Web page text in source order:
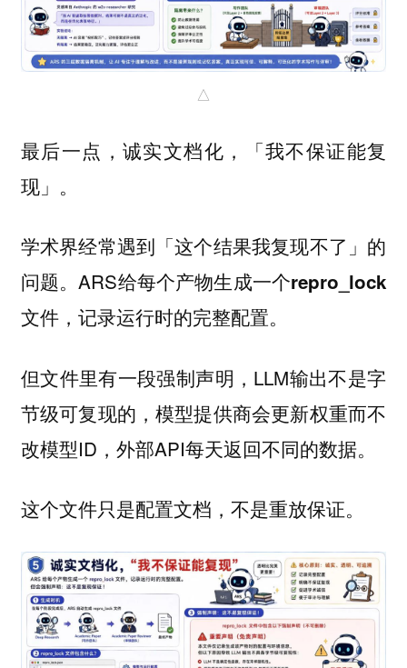
△
最后一点，诚实文档化，「我不保证能复
现」 。
学术界经常遇到「这个结果我复现不了」的
问题。ARS给每个产物生成一个repro_lock
文件，记录运行时的完整配置。
但文件里有一段强制声明，LLM输出不是字
节级可复现的，模型提供商会更新权重而不
改模型ID，外部API每天返回不同的数据。
这个文件只是配置文档，不是重放保证。